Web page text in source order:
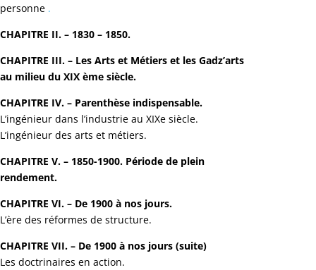
personne .
CHAPITRE II. – 1830 – 1850.
CHAPITRE III. – Les Arts et Métiers et les Gadz’arts
au milieu du XIX ème siècle.
CHAPITRE IV. – Parenthèse indispensable.
L’ingénieur dans l’industrie au XIXe siècle.
L’ingénieur des arts et métiers.
CHAPITRE V. – 1850-1900. Période de plein
rendement.
CHAPITRE VI. – De 1900 à nos jours.
L’ère des réformes de structure.
CHAPITRE VII. – De 1900 à nos jours (suite)
Les doctrinaires en action.